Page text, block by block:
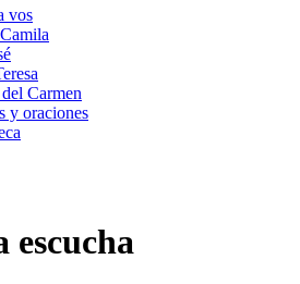
vos
Carmen
y oraciones
escucha